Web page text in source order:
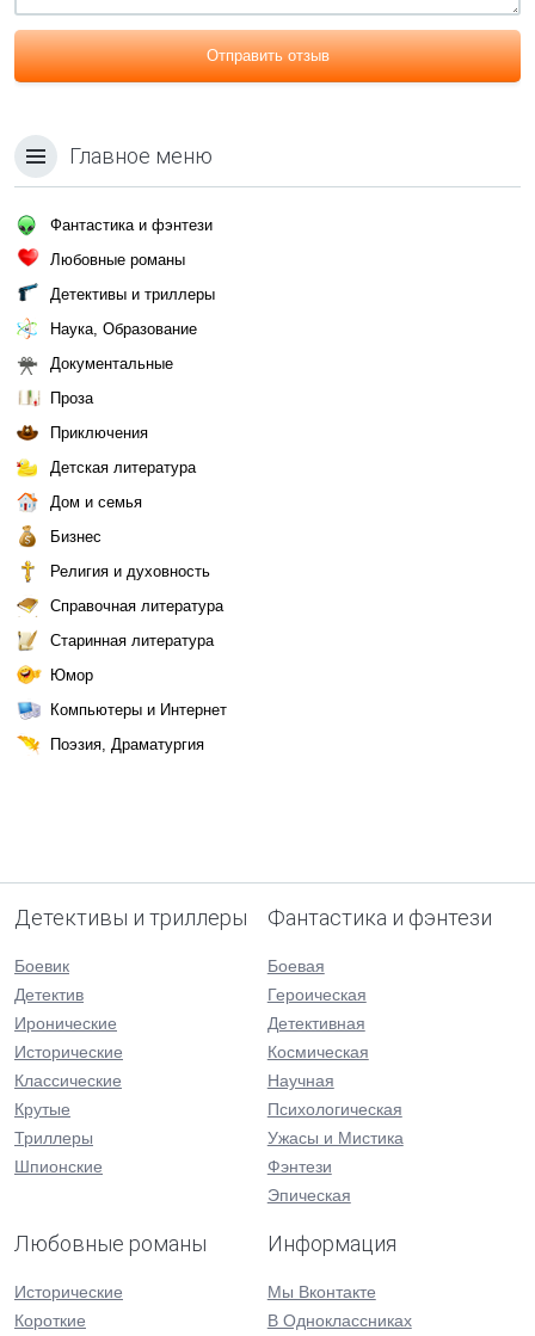
Отправить отзыв
Главное меню
Фантастика и фэнтези
Любовные романы
Детективы и триллеры
Наука, Образование
Документальные
Проза
Приключения
Детская литература
Дом и семья
Бизнес
Религия и духовность
Справочная литература
Старинная литература
Юмор
Компьютеры и Интернет
Поэзия, Драматургия
Детективы и триллеры
Боевик
Детектив
Иронические
Исторические
Классические
Крутые
Триллеры
Шпионские
Фантастика и фэнтези
Боевая
Героическая
Детективная
Космическая
Научная
Психологическая
Ужасы и Мистика
Фэнтези
Эпическая
Любовные романы
Исторические
Короткие
Информация
Мы Вконтакте
В Одноклассниках